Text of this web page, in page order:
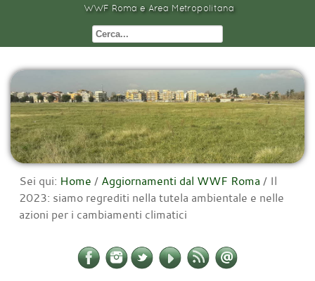
WWF Roma e Area Metropolitana
Sei qui: Home / Aggiornamenti dal WWF Roma / Il
2023: siamo regrediti nella tutela ambientale e nelle
azioni per i cambiamenti climatici